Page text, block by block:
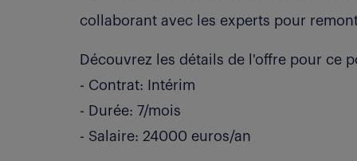
collaborant avec les experts pour
Découvrez les détails de l'offre pour ce
- Contrat: Intérim
- Durée: 7/mois
- Salaire: 24000 euros/an